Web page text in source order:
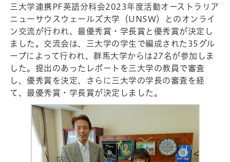
三大学連携PF英語分科会2023年度活動オーストラリア
ニューサウスウェールズ大学（UNSW）とのオンライ
ン交流が行われ、最優秀賞・学長賞と優秀賞が決定し
ました。交流会は、三大学の学生で編成された35グル
ープによって行われ、群馬大学からは27名が参加しま
した。提出のあったレポートを三大学の教員で審査
し、優秀賞を決定、さらに三大学の学長の審査を経
て、最優秀賞・学長賞が決定しました。